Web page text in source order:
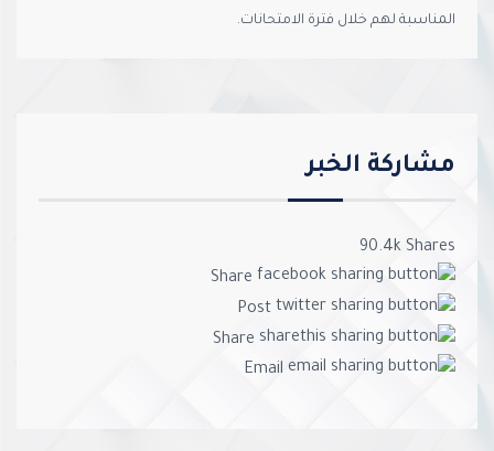
المناسبة لهم خلال فترة الامتحانات.
مشاركة الخبر
90.4k Shares
Share
Post
Share
Email